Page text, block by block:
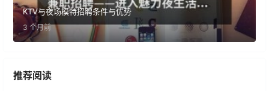
KTV与夜场模特招聘条件与优势
3 个月前
推荐阅读